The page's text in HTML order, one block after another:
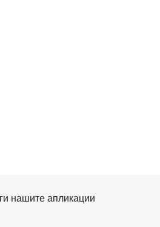
нашите апликации